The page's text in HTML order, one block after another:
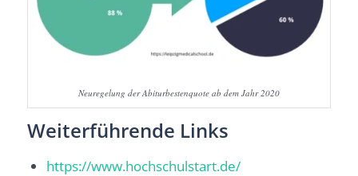
Neuregelung der Abiturbestenquote ab dem Jahr 2020
Weiterführende Links
https://www.hochschulstart.de/